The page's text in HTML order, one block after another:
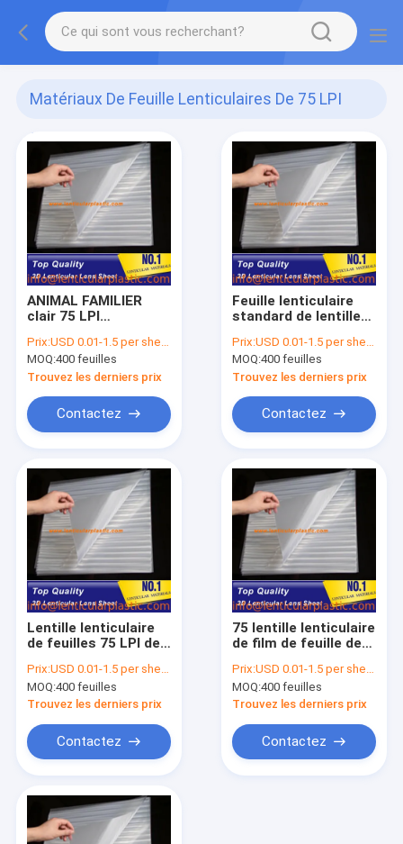
Matériaux De Feuille Lenticulaires De 75 LPI
0.58MM
(5)
ANIMAL FAMILIER
clair 75 LPI
Lenticular Lens
Sheet AUCUN adhésif
sur les feuilles
lenticulaires
d'épaisseur du dos
0.58mm
Prix:USD 0.01-1.5 per sheet
MOQ:400 feuilles
Trouvez les derniers prix
Contactez
Feuille lenticulaire
standard de lentille
de l'animal familier
75 de la taille
51*71cm 0.58mm
AUCUN Lenticulars
en plastique adhésif
Prix:USD 0.01-1.5 per sheet
MOQ:400 feuilles
Trouvez les derniers prix
Contactez
Lentille lenticulaire
de feuilles 75 LPI de
lenticulaire Flim
d'épaisseur sans
adhésif pour 3D FLIP
Prix:USD 0.01-1.5 per sheet
MOQ:400 feuilles
Trouvez les derniers prix
Contactez
75 lentille lenticulaire
de film de feuille de
de la taille standard
0.51*0.71m
d'animation claire
lenticulaire d'ANIMAL
FAMILIER
Prix:USD 0.01-1.5 per sheet
MOQ:400 feuilles
Trouvez les derniers prix
Contactez